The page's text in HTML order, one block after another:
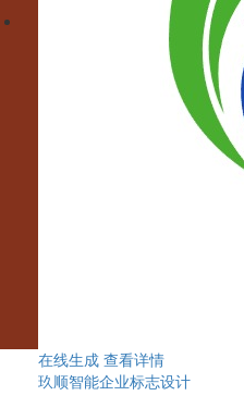
在线生成 查看详情
玖顺智能企业标志设计